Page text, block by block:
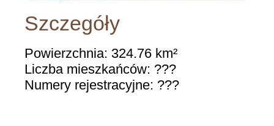
Szczegóły
Powierzchnia: 324.76 km²
Liczba mieszkańców: ???
Numery rejestracyjne: ???